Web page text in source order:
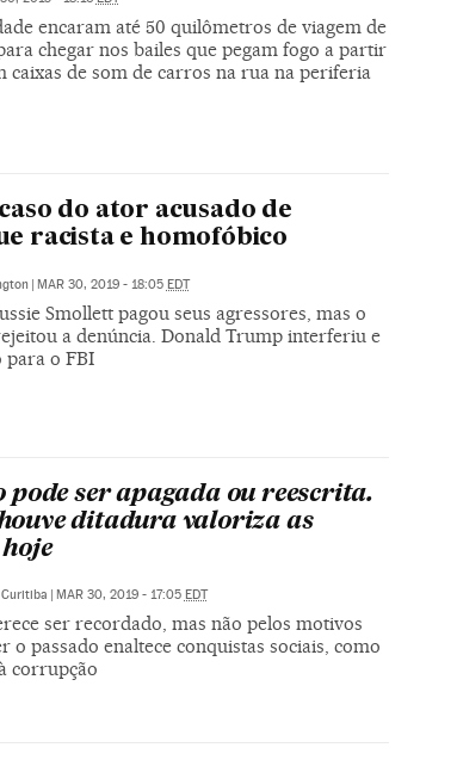
encaram até 50 quilômetros de viagem de
chegar nos bailes que pegam fogo a partir
caixas de som de carros na rua na periferia
do ator acusado de
racista e homofóbico
| MAR 30, 2019 - 18:05 EDT
Smollett pagou seus agressores, mas o
a denúncia. Donald Trump interferiu e
para o FBI
ser apagada ou reescrita.
ditadura valoriza as
Curitiba | MAR 30, 2019 - 17:05 EDT
ser recordado, mas não pelos motivos
o passado enaltece conquistas sociais, como
corrupção